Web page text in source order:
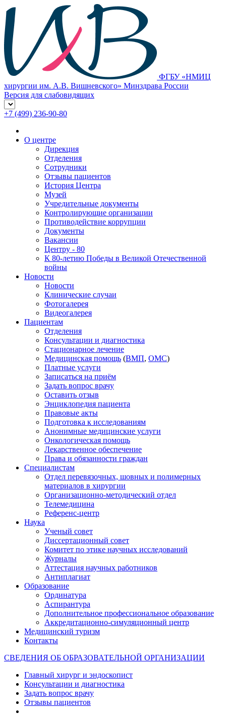
ФГБУ «НМИЦ
хирургии им. А.В. Вишневского» Минздрава России
Версия для слабовидящих
+7 (499) 236-90-80
О центре
Дирекция
Отделения
Сотрудники
Отзывы пациентов
История Центра
Музей
Учредительные документы
Контролирующие организации
Противодействие коррупции
Документы
Вакансии
Центру - 80
К 80-летию Победы в Великой Отечественной
войны
Новости
Новости
Клинические случаи
Фотогалерея
Видеогалерея
Пациентам
Отделения
Консультации и диагностика
Стационарное лечение
Медицинская помощь (ВМП, ОМС)
Платные услуги
Записаться на приём
Задать вопрос врачу
Оставить отзыв
Энциклопедия пациента
Правовые акты
Подготовка к исследованиям
Анонимные медицинские услуги
Онкологическая помощь
Лекарственное обеспечение
Права и обязанности граждан
Специалистам
Отдел перевязочных, шовных и полимерных
материалов в хирургии
Организационно-методический отдел
Телемедицина
Референс-центр
Наука
Ученый совет
Диссертационный совет
Комитет по этике научных исследований
Журналы
Аттестация научных работников
Антиплагиат
Образование
Ординатура
Аспирантура
Дополнительное профессиональное образование
Аккредитационно-симуляционный центр
Медицинский туризм
Контакты
СВЕДЕНИЯ ОБ ОБРАЗОВАТЕЛЬНОЙ ОРГАНИЗАЦИИ
Главный хирург и эндоскопист
Консультации и диагностика
Задать вопрос врачу
Отзывы пациентов